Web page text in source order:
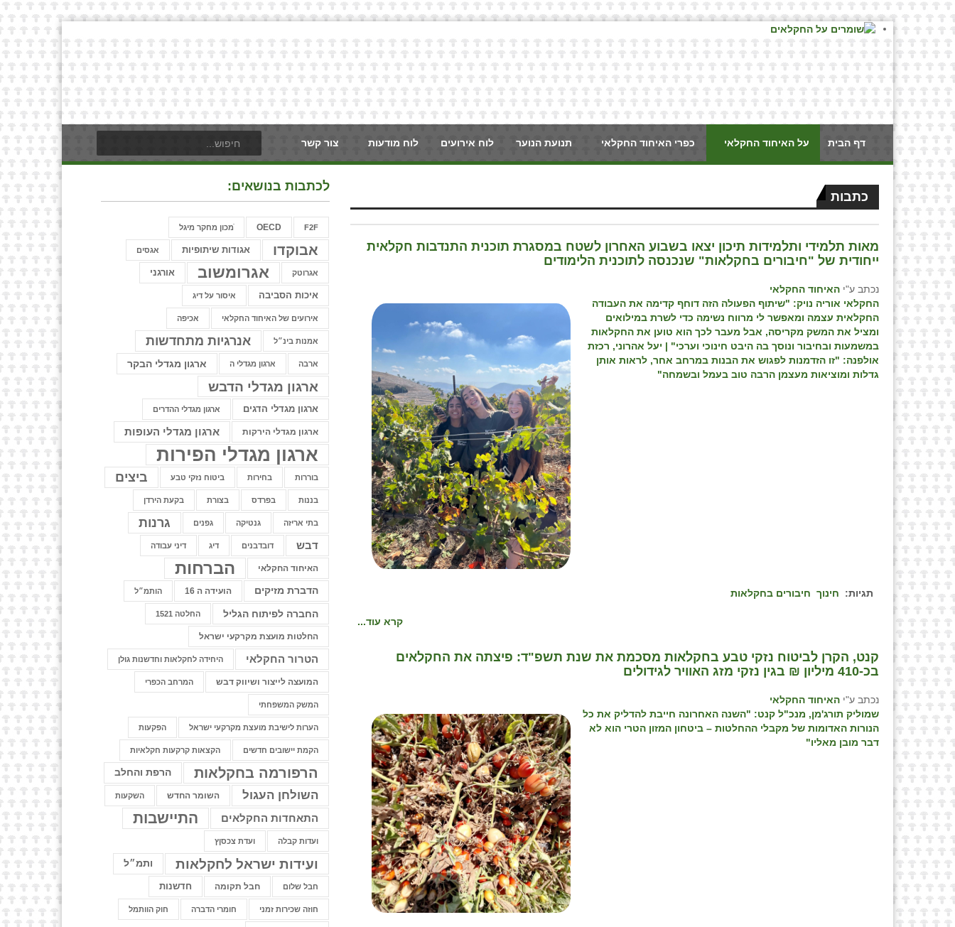
דף הבית על האיחוד החקלאי כפרי האיחוד החקלאי תנועת הנוער לוח אירועים לוח מודעות צור קשר
כתבות
מאות תלמידי ותלמידות תיכון יצאו בשבוע האחרון לשטח במסגרת תוכנית התנדבות חקלאית
ייחודית של "חיבורים בחקלאות" שנכנסה לתוכנית הלימודים
נכתב ע"י האיחוד החקלאי
החקלאי אוריה נויק: "שיתוף הפעולה הזה דוחף קדימה את העבודה
החקלאית עצמה ומאפשר לי מרווח נשימה כדי לשרת במילואים
ומציל את המשק מקריסה, אבל מעבר לכך הוא טוען את החקלאות
במשמעות ובחיבור ונוסך בה היבט חינוכי וערכי" | יעל אהרוני, רכזת
אולפנה: "זו הזדמנות לפגוש את הבנות במרחב אחר, לראות אותן
גדלות ומוציאות מעצמן הרבה טוב בעמל ובשמחה"
תגיות: חינוך חיבורים בחקלאות
קרא עוד...
קנט, הקרן לביטוח נזקי טבע בחקלאות מסכמת את שנת תשפ"ד: פיצתה את החקלאים
בכ-410 מיליון ₪ בגין נזקי מזג האוויר לגידולים
נכתב ע"י האיחוד החקלאי
שמוליק תורג'מן, מנכ"ל קנט: "השנה האחרונה חייבת להדליק את כל
הנורות האדומות של מקבלי ההחלטות – ביטחון המזון הטרי הוא לא
דבר מובן מאליו"
לכתבות בנושאים:
F2F
OECD ֿמכון מחקר מיגל
אבוקדו אגודות שיתופיות אגסים
אגרוטק אגרומשוב אורגני
איכות הסביבה איסור על דיג
אירועים של האיחוד החקלאי אכיפה
אמנות בינ״ל אנרגיות מתחדשות
ארבה ארגון מגדלי ה ארגון מגדלי הבקר
ארגון מגדלי הדבש
ארגון מגדלי הדגים ארגון מגדלי ההדרים
ארגון מגדלי הירקות ארגון מגדלי העופות
ארגון מגדלי הפירות
בוררות בחירות ביטוח נזקי טבע ביצים
בננות בפרדס בצורת בקעת הירדן
בתי אריזה גנטיקה גפנים גרנות
דבש דובדבנים דיג דיני עבודה
האיחוד החקלאי הברחות
הדברת מזיקים הועידה ה 16 הותמ״ל
החברה לפיתוח הגליל החלטה 1521
החלטות מועצת מקרקעי ישראל
הטרור החקלאי היחידה לחקלאות וחדשנות גולן
המועצה לייצור ושיווק דבש המרחב הכפרי
המשק המשפחתי
הערות לישיבת מועצת מקרקעי ישראל הפקעות
הקמת יישובים חדשים הקצאות קרקעות חקלאיות
הרפורמה בחקלאות הרפת והחלב
השולחן העגול השומר החדש השקעות
התאחדות החקלאים התיישבות
ועדות קבלה ועדת צכסןץ
ועידות ישראל לחקלאות ותמ״ל
חבל שלום חבל תקומה חדשנות
חוזה שכירות זמני חומרי הדברה חוק הוותמל